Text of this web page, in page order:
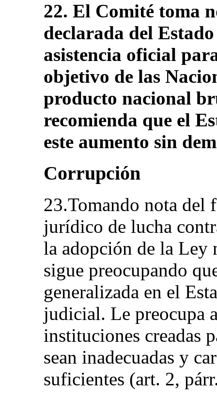
22. El Comité toma
declarada del
asistencia oficial
objetivo de las
producto nacional
recomienda que el
este aumento sin
Corrupción
23.Tomando nota del
jurídico de lucha
la adopción de la Ley
sigue preocupando
generalizada en el
judicial. Le preocupa
instituciones creadas
sean inadecuadas y
suficientes (art. 2,